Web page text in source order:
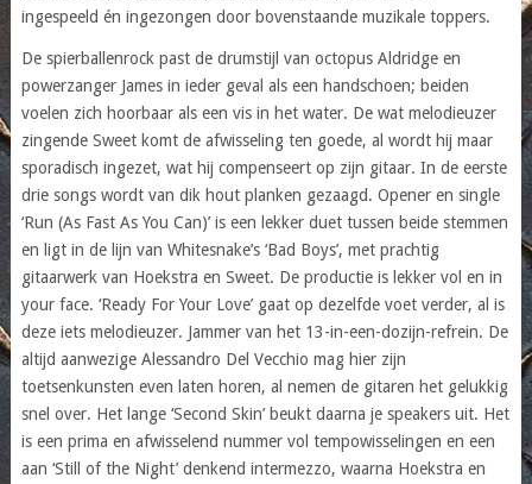
ingespeeld én ingezongen door bovenstaande muzikale toppers.
De spierballenrock past de drumstijl van octopus Aldridge en
powerzanger James in ieder geval als een handschoen; beiden
voelen zich hoorbaar als een vis in het water. De wat melodieuzer
zingende Sweet komt de afwisseling ten goede, al wordt hij maar
sporadisch ingezet, wat hij compenseert op zijn gitaar. In de eerste
drie songs wordt van dik hout planken gezaagd. Opener en single
‘Run (As Fast As You Can)’ is een lekker duet tussen beide stemmen
en ligt in de lijn van Whitesnake’s ‘Bad Boys’, met prachtig
gitaarwerk van Hoekstra en Sweet. De productie is lekker vol en in
your face. ‘Ready For Your Love’ gaat op dezelfde voet verder, al is
deze iets melodieuzer. Jammer van het 13-in-een-dozijn-refrein. De
altijd aanwezige Alessandro Del Vecchio mag hier zijn
toetsenkunsten even laten horen, al nemen de gitaren het gelukkig
snel over. Het lange ‘Second Skin’ beukt daarna je speakers uit. Het
is een prima en afwisselend nummer vol tempowisselingen en een
aan ‘Still of the Night’ denkend intermezzo, waarna Hoekstra en